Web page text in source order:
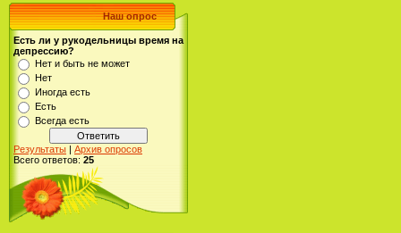
Наш опрос
Есть ли у рукодельницы время на
депрессию?
Нет и быть не может
Нет
Иногда есть
Есть
Всегда есть
Результаты | Архив опросов
Всего ответов: 25